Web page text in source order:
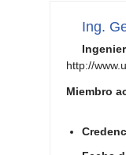
Ing.
http://
Miembro